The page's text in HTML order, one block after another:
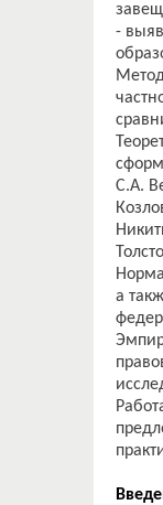
-
С.А.
а